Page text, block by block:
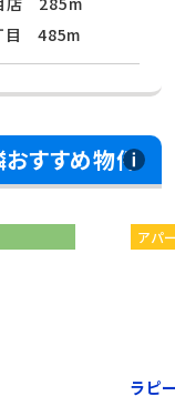
目 485m
すすめ物件
アパ
ラピ